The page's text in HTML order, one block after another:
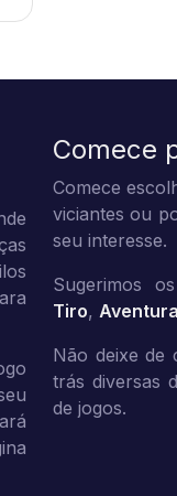
Comece
Comece
viciantes ou
seu interesse.
Sugerimos
Tiro, Aventura
Não deixe de
trás diversas
de jogos.